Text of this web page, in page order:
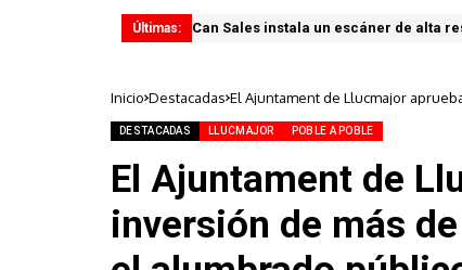
Últimas: Can Sales instala un escáner de alta
Inicio Destacadas El Ajuntament de Llucmajor
y modernizar la Policía Local
DESTACADAS LLUCMAJOR POBLE A POBLE
El Ajuntament de
inversión de más